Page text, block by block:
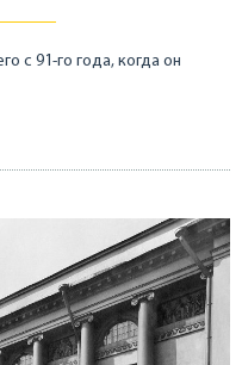
с 91-го года, когда он